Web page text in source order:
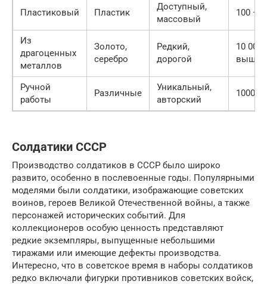
Пластиковый Пластик
Доступный,
массовый
100 —
Из
драгоценных
металлов
Золото,
серебро
Редкий,
дорогой
10 000
выше
Ручной
работы
Различные
Уникальный,
авторский
1000
Солдатики СССР
Производство солдатиков в СССР было широко
развито, особенно в послевоенные годы. Популярными
моделями были солдатики, изображающие советских
воинов, героев Великой Отечественной войны, а также
персонажей исторических событий. Для
коллекционеров особую ценность представляют
редкие экземпляры, выпущенные небольшими
тиражами или имеющие дефекты производства.
Интересно, что в советское время в наборы солдатиков
редко включали фигурки противников советских войск,